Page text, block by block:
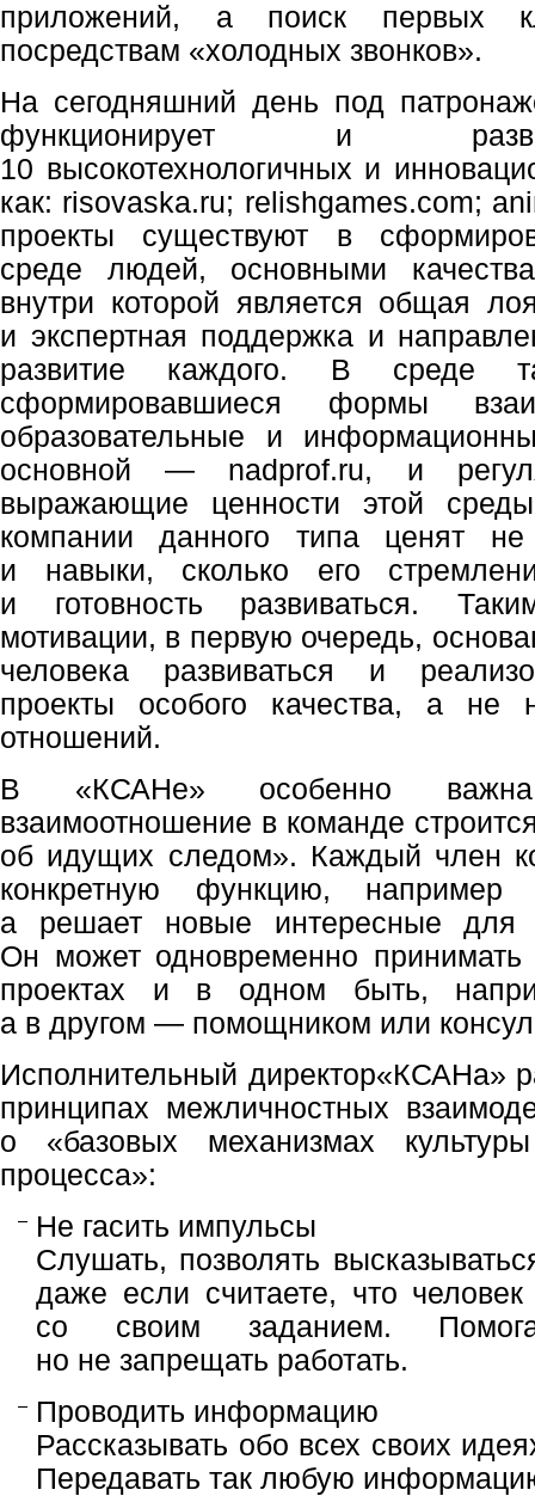
приложений, а поиск первых
посредствам «холодных звонков».
На сегодняшний день под
функционирует и
10 высокотехнологичных и
как: risovaska.ru; relishgames.com;
проекты существуют в
среде людей, основными
внутри которой является общая
и экспертная поддержка и
развитие каждого. В среде
сформировавшиеся формы
образовательные и
основной — nadprof.ru, и
выражающие ценности этой
компании данного типа ценят
и навыки, сколько его
и готовность развиваться.
мотивации, в первую очередь,
человека развиваться и
проекты особого качества, а не
отношений.
В «КСАНе» особенно
взаимоотношение в команде
об идущих следом». Каждый член
конкретную функцию, например
а решает новые интересные для
Он может одновременно принимать
проектах и в одном быть,
а в другом — помощником или
Исполнительный директор«КСАНа»
принципах межличностных
о «базовых механизмах
процесса»:
Не гасить импульсы
Слушать, позволять
даже если считаете, что
со своим заданием.
но не запрещать работать.
Проводить информацию
Рассказывать обо всех своих
Передавать так любую